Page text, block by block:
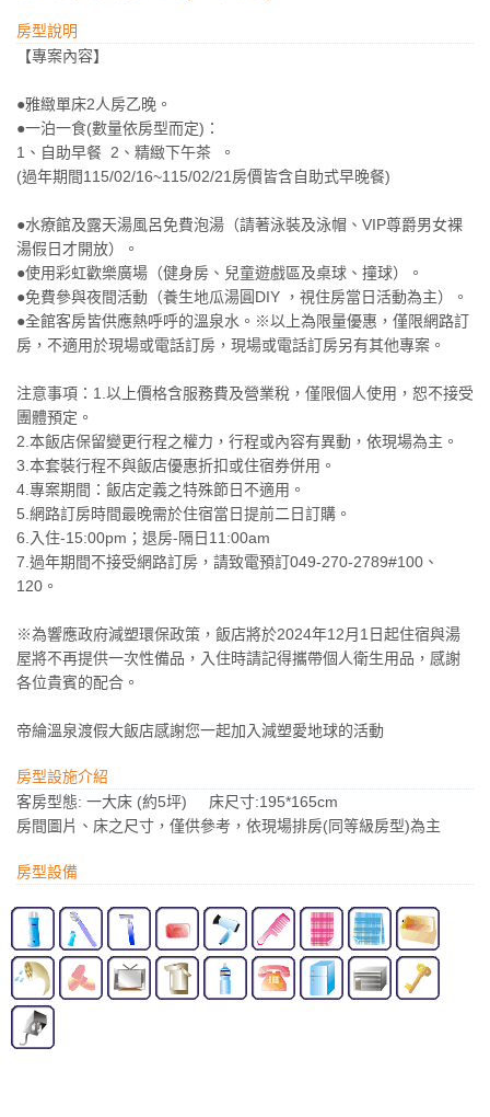
房型說明
【專案內容】
●雅緻單床2人房乙晚。
●一泊一食(數量依房型而定)：
1、自助早餐 2、精緻下午茶 。
(過年期間115/02/16~115/02/21房價皆含自助式早晚餐)
●水療館及露天湯風呂免費泡湯（請著泳裝及泳帽、VIP尊爵男女裸
湯假日才開放）。
●使用彩虹歡樂廣場（健身房、兒童遊戲區及桌球、撞球）。
●免費參與夜間活動（養生地瓜湯圓DIY ，視住房當日活動為主）。
●全館客房皆供應熱呼呼的溫泉水。※以上為限量優惠，僅限網路訂
房，不適用於現場或電話訂房，現場或電話訂房另有其他專案。
注意事項：1.以上價格含服務費及營業稅，僅限個人使用，恕不接受
團體預定。
2.本飯店保留變更行程之權力，行程或內容有異動，依現場為主。
3.本套裝行程不與飯店優惠折扣或住宿券併用。
4.專案期間：飯店定義之特殊節日不適用。
5.網路訂房時間最晚需於住宿當日提前二日訂購。
6.入住-15:00pm；退房-隔日11:00am
7.過年期間不接受網路訂房，請致電預訂049-270-2789#100、
120。
※為響應政府減塑環保政策，飯店將於2024年12月1日起住宿與湯
屋將不再提供一次性備品，入住時請記得攜帶個人衛生用品，感謝
各位貴賓的配合。
帝綸溫泉渡假大飯店感謝您一起加入減塑愛地球的活動
房型設施介紹
客房型態: 一大床 (約5坪) 床尺寸:195*165cm
房間圖片、床之尺寸，僅供參考，依現場排房(同等級房型)為主
房型設備